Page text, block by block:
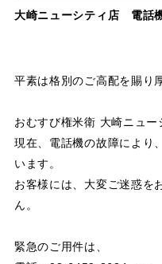
大崎ニューシティ店 電話
平素は格別のご高配を賜り
おむすび権米衛 大崎ニュー
現在、電話機の故障により
います。
お客様には、大変ご迷惑を
ん。
緊急のご用件は、